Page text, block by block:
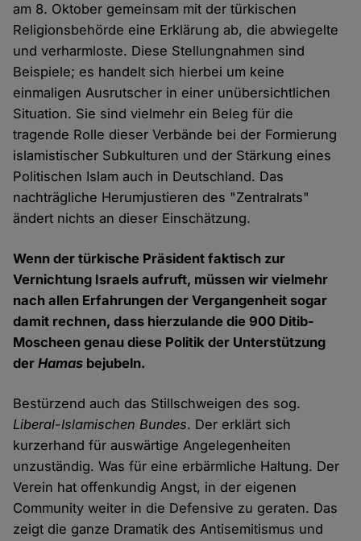
am 8. Oktober gemeinsam mit der türkischen
Religionsbehörde eine Erklärung ab, die abwiegelte
und verharmloste. Diese Stellungnahmen sind
Beispiele; es handelt sich hierbei um keine
einmaligen Ausrutscher in einer unübersichtlichen
Situation. Sie sind vielmehr ein Beleg für die
tragende Rolle dieser Verbände bei der Formierung
islamistischer Subkulturen und der Stärkung eines
Politischen Islam auch in Deutschland. Das
nachträgliche Herumjustieren des "Zentralrats"
ändert nichts an dieser Einschätzung.
Wenn der türkische Präsident faktisch zur
Vernichtung Israels aufruft, müssen wir vielmehr
nach allen Erfahrungen der Vergangenheit sogar
damit rechnen, dass hierzulande die 900 Ditib-
Moscheen genau diese Politik der Unterstützung
derHamas bejubeln.
Bestürzend auch das Stillschweigen des sog.
Liberal-Islamischen Bundes. Der erklärt sich
kurzerhand für auswärtige Angelegenheiten
unzuständig. Was für eine erbärmliche Haltung. Der
Verein hat offenkundig Angst, in der eigenen
Community weiter in die Defensive zu geraten. Das
zeigt die ganze Dramatik des Antisemitismus und